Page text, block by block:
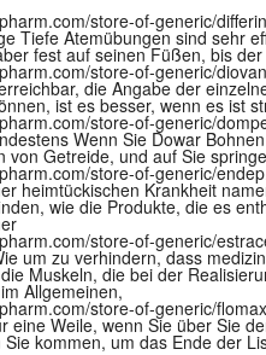
store-of-generic/
Tiefe Atemübungen sind sehr
fest auf seinen Füßen, bis
store-of-generic/
die Angabe der
ist es besser, wenn es ist
store-of-generic/
Wenn Sie Dowar
von Getreide, und auf Sie
store-of-generic/
heimtückischen Krankheit
wie die Produkte, die es
store-of-generic/
um zu verhindern, dass
Muskeln, die bei der
Allgemeinen,
store-of-generic/
eine Weile, wenn Sie über Sie
Sie kommen, um das Ende der